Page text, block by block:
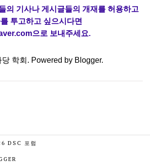
의 기사나 게시글들의 개재를 허용하고
투고하고 싶으시다면
으로 보내주세요.
당 학회. Powered by Blogger.
DSC 포럼